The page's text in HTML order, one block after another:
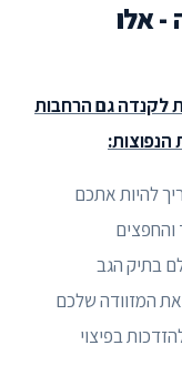
- אלו
לקנדה גם הרחבות
הנפוצות:
להיות אתכם
בתיק הגב
את המזוודה שלכם
בפיצוי